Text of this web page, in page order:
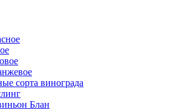
сорта винограда
Блан